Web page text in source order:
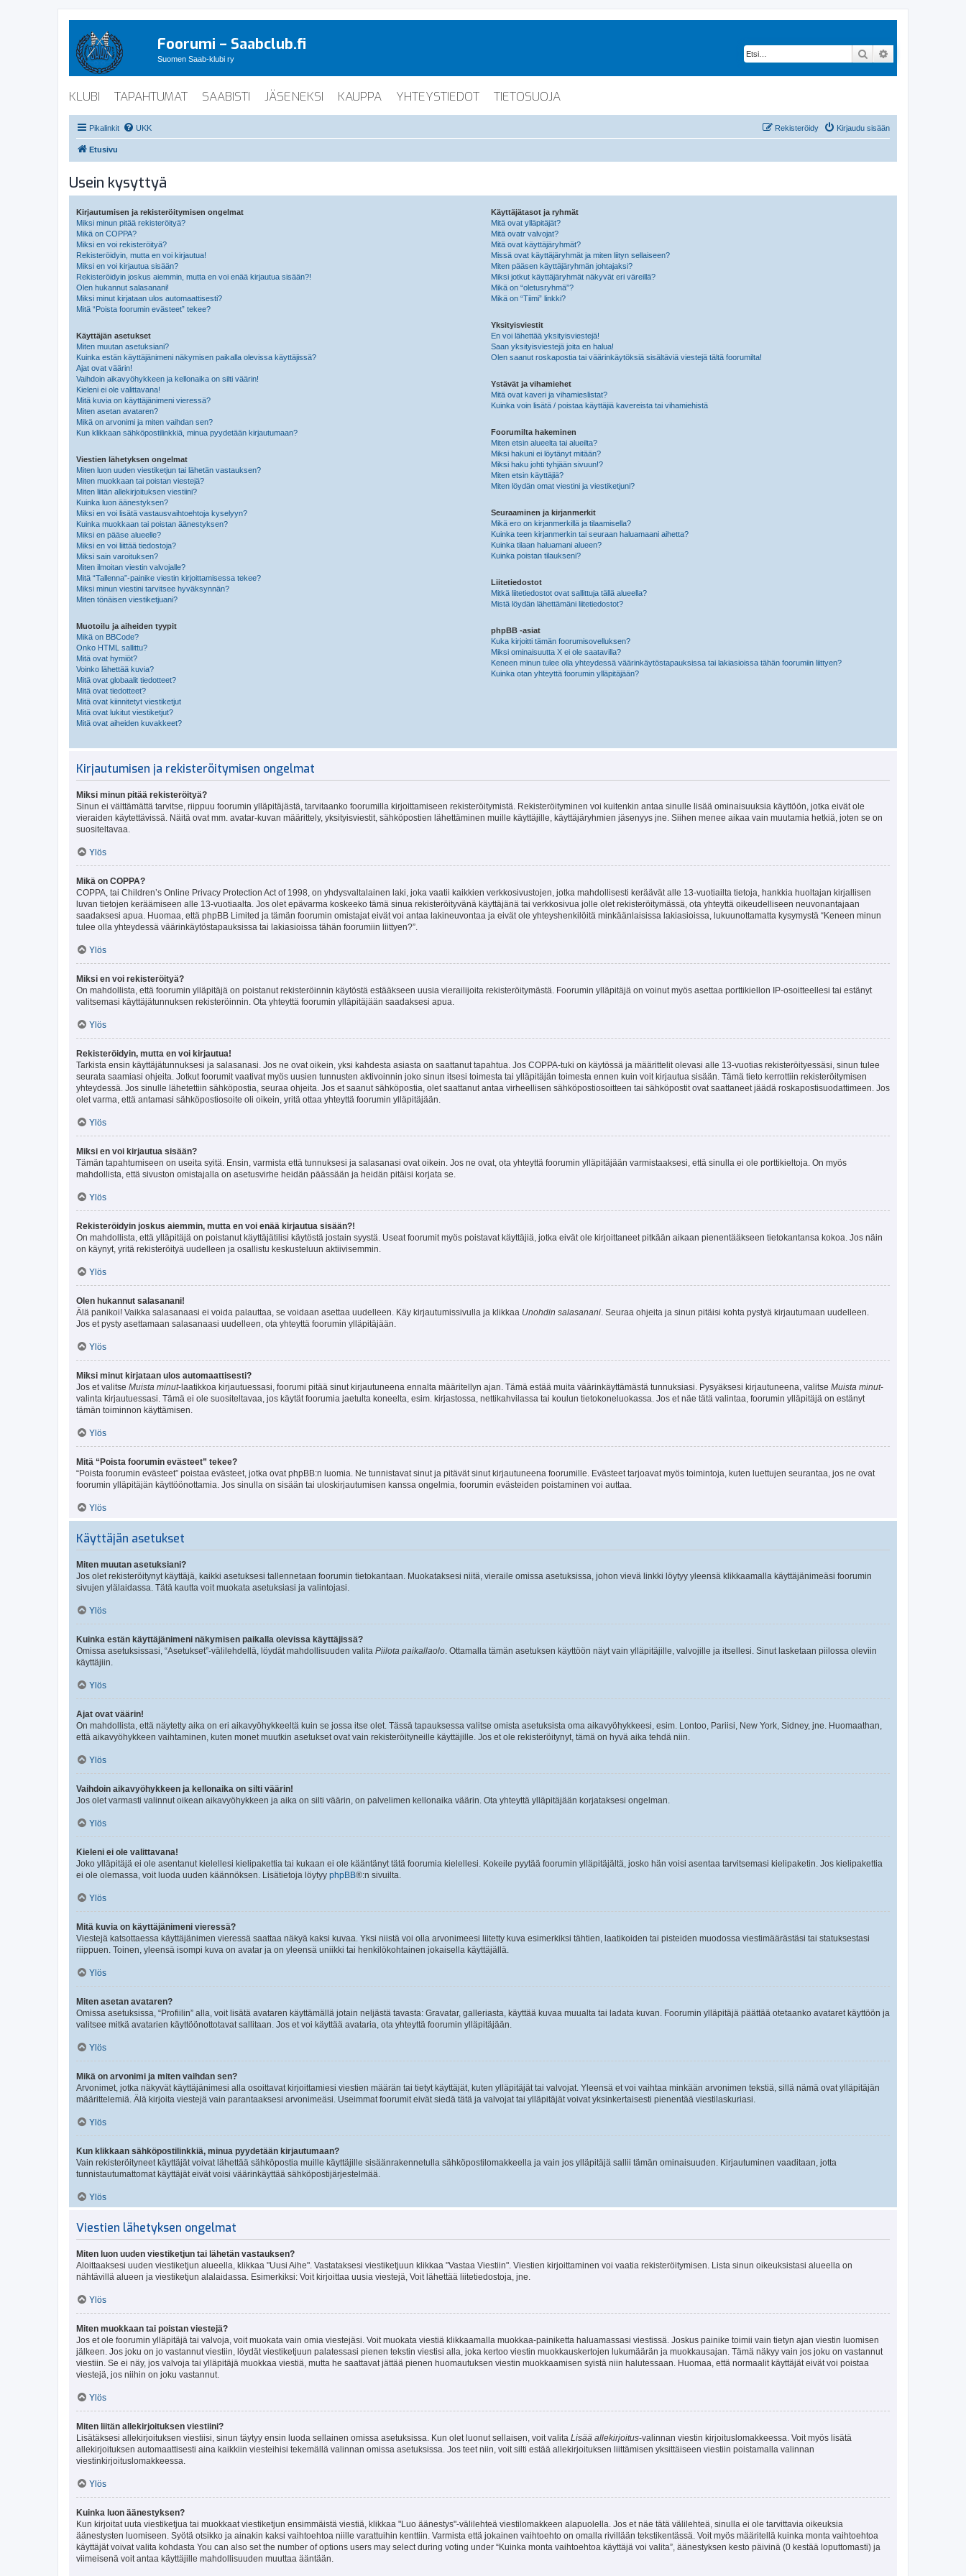
Foorumi – Saabclub.fi
Suomen Saab-klubi ry Etsi
KLUBI TAPAHTUMAT SAABISTI JÄSENEKSI KAUPPA YHTEYSTIEDOT TIETOSUOJA
Pikalinkit UKK Kirjaudu sisään
Rekisteröidy
Etusivu
Usein kysyttyä
Kirjautumisen ja rekisteröitymisen ongelmat
Miksi minun pitää rekisteröityä?
Mikä on COPPA?
Miksi en voi rekisteröityä?
Rekisteröidyin, mutta en voi kirjautua!
Miksi en voi kirjautua sisään?
Rekisteröidyin joskus aiemmin, mutta en voi enää kirjautua sisään?!
Olen hukannut salasanani!
Miksi minut kirjataan ulos automaattisesti?
Mitä “Poista foorumin evästeet” tekee?
Käyttäjän asetukset
Miten muutan asetuksiani?
Kuinka estän käyttäjänimeni näkymisen paikalla olevissa käyttäjissä?
Ajat ovat väärin!
Vaihdoin aikavyöhykkeen ja kellonaika on silti väärin!
Kieleni ei ole valittavana!
Mitä kuvia on käyttäjänimeni vieressä?
Miten asetan avataren?
Mikä on arvonimi ja miten vaihdan sen?
Kun klikkaan sähköpostilinkkiä, minua pyydetään kirjautumaan?
Viestien lähetyksen ongelmat
Miten luon uuden viestiketjun tai lähetän vastauksen?
Miten muokkaan tai poistan viestejä?
Miten liitän allekirjoituksen viestiini?
Kuinka luon äänestyksen?
Miksi en voi lisätä vastausvaihtoehtoja kyselyyn?
Kuinka muokkaan tai poistan äänestyksen?
Miksi en pääse alueelle?
Miksi en voi liittää tiedostoja?
Miksi sain varoituksen?
Miten ilmoitan viestin valvojalle?
Mitä “Tallenna”-painike viestin kirjoittamisessa tekee?
Miksi minun viestini tarvitsee hyväksynnän?
Miten tönäisen viestiketjuani?
Muotoilu ja aiheiden tyypit
Mikä on BBCode?
Onko HTML sallittu?
Mitä ovat hymiöt?
Voinko lähettää kuvia?
Mitä ovat globaalit tiedotteet?
Mitä ovat tiedotteet?
Mitä ovat kiinnitetyt viestiketjut
Mitä ovat lukitut viestiketjut?
Mitä ovat aiheiden kuvakkeet?
Käyttäjätasot ja ryhmät
Mitä ovat ylläpitäjät?
Mitä ovatr valvojat?
Mitä ovat käyttäjäryhmät?
Missä ovat käyttäjäryhmät ja miten liityn sellaiseen?
Miten pääsen käyttäjäryhmän johtajaksi?
Miksi jotkut käyttäjäryhmät näkyvät eri väreillä?
Mikä on “oletusryhmä”?
Mikä on “Tiimi” linkki?
Yksityisviestit
En voi lähettää yksityisviestejä!
Saan yksityisviestejä joita en halua!
Olen saanut roskapostia tai väärinkäytöksiä sisältäviä viestejä tältä foorumilta!
Ystävät ja vihamiehet
Mitä ovat kaveri ja vihamieslistat?
Kuinka voin lisätä / poistaa käyttäjiä kavereista tai vihamiehistä
Foorumilta hakeminen
Miten etsin alueelta tai alueilta?
Miksi hakuni ei löytänyt mitään?
Miksi haku johti tyhjään sivuun!?
Miten etsin käyttäjiä?
Miten löydän omat viestini ja viestiketjuni?
Seuraaminen ja kirjanmerkit
Mikä ero on kirjanmerkillä ja tilaamisella?
Kuinka teen kirjanmerkin tai seuraan haluamaani aihetta?
Kuinka tilaan haluamani alueen?
Kuinka poistan tilaukseni?
Liitetiedostot
Mitkä liitetiedostot ovat sallittuja tällä alueella?
Mistä löydän lähettämäni liitetiedostot?
phpBB -asiat
Kuka kirjoitti tämän foorumisovelluksen?
Miksi ominaisuutta X ei ole saatavilla?
Keneen minun tulee olla yhteydessä väärinkäytöstapauksissa tai lakiasioissa tähän foorumiin liittyen?
Kuinka otan yhteyttä foorumin ylläpitäjään?
Kirjautumisen ja rekisteröitymisen ongelmat
Miksi minun pitää rekisteröityä?
Sinun ei välttämättä tarvitse, riippuu foorumin ylläpitäjästä, tarvitaanko foorumilla kirjoittamiseen rekisteröitymistä. Rekisteröityminen voi kuitenkin antaa sinulle lisää ominaisuuksia käyttöön, jotka eivät ole
vieraiden käytettävissä. Näitä ovat mm. avatar-kuvan määrittely, yksityisviestit, sähköpostien lähettäminen muille käyttäjille, käyttäjäryhmien jäsenyys jne. Siihen menee aikaa vain muutamia hetkiä, joten se on
suositeltavaa.
Ylös
Mikä on COPPA?
COPPA, tai Children’s Online Privacy Protection Act of 1998, on yhdysvaltalainen laki, joka vaatii kaikkien verkkosivustojen, jotka mahdollisesti keräävät alle 13-vuotiailta tietoja, hankkia huoltajan kirjallisen
luvan tietojen keräämiseen alle 13-vuotiaalta. Jos olet epävarma koskeeko tämä sinua rekisteröityvänä käyttäjänä tai verkkosivua jolle olet rekisteröitymässä, ota yhteyttä oikeudelliseen neuvonantajaan
saadaksesi apua. Huomaa, että phpBB Limited ja tämän foorumin omistajat eivät voi antaa lakineuvontaa ja eivät ole yhteyshenkilöitä minkäänlaisissa lakiasioissa, lukuunottamatta kysymystä “Keneen minun
tulee olla yhteydessä väärinkäytöstapauksissa tai lakiasioissa tähän foorumiin liittyen?”.
Ylös
Miksi en voi rekisteröityä?
On mahdollista, että foorumin ylläpitäjä on poistanut rekisteröinnin käytöstä estääkseen uusia vierailijoita rekisteröitymästä. Foorumin ylläpitäjä on voinut myös asettaa porttikiellon IP-osoitteellesi tai estänyt
valitsemasi käyttäjätunnuksen rekisteröinnin. Ota yhteyttä foorumin ylläpitäjään saadaksesi apua.
Ylös
Rekisteröidyin, mutta en voi kirjautua!
Tarkista ensin käyttäjätunnuksesi ja salasanasi. Jos ne ovat oikein, yksi kahdesta asiasta on saattanut tapahtua. Jos COPPA-tuki on käytössä ja määrittelit olevasi alle 13-vuotias rekisteröityessäsi, sinun tulee
seurata saamiasi ohjeita. Jotkut foorumit vaativat myös uusien tunnusten aktivoinnin joko sinun itsesi toimesta tai ylläpitäjän toimesta ennen kuin voit kirjautua sisään. Tämä tieto kerrottiin rekisteröitymisen
yhteydessä. Jos sinulle lähetettiin sähköpostia, seuraa ohjeita. Jos et saanut sähköpostia, olet saattanut antaa virheellisen sähköpostiosoitteen tai sähköpostit ovat saattaneet jäädä roskapostisuodattimeen. Jos
olet varma, että antamasi sähköpostiosoite oli oikein, yritä ottaa yhteyttä foorumin ylläpitäjään.
Ylös
Miksi en voi kirjautua sisään?
Tämän tapahtumiseen on useita syitä. Ensin, varmista että tunnuksesi ja salasanasi ovat oikein. Jos ne ovat, ota yhteyttä foorumin ylläpitäjään varmistaaksesi, että sinulla ei ole porttikieltoja. On myös
mahdollista, että sivuston omistajalla on asetusvirhe heidän päässään ja heidän pitäisi korjata se.
Ylös
Rekisteröidyin joskus aiemmin, mutta en voi enää kirjautua sisään?!
On mahdollista, että ylläpitäjä on poistanut käyttäjätilisi käytöstä jostain syystä. Useat foorumit myös poistavat käyttäjiä, jotka eivät ole kirjoittaneet pitkään aikaan pienentääkseen tietokantansa kokoa. Jos näin
on käynyt, yritä rekisteröityä uudelleen ja osallistu keskusteluun aktiivisemmin.
Ylös
Olen hukannut salasanani!
Älä panikoi! Vaikka salasanaasi ei voida palauttaa, se voidaan asettaa uudelleen. Käy kirjautumissivulla ja klikkaa Unohdin salasanani . Seuraa ohjeita ja sinun pitäisi kohta pystyä kirjautumaan uudelleen.
Jos et pysty asettamaan salasanaasi uudelleen, ota yhteyttä foorumin ylläpitäjään.
Ylös
Miksi minut kirjataan ulos automaattisesti?
Jos et valitse Muista minut-laatikkoa kirjautuessasi, foorumi pitää sinut kirjautuneena ennalta määritellyn ajan. Tämä estää muita väärinkäyttämästä tunnuksiasi. Pysyäksesi kirjautuneena, valitse Muista minut-
valinta kirjautuessasi. Tämä ei ole suositeltavaa, jos käytät foorumia jaetulta koneelta, esim. kirjastossa, nettikahvilassa tai koulun tietokoneluokassa. Jos et näe tätä valintaa, foorumin ylläpitäjä on estänyt
tämän toiminnon käyttämisen.
Ylös
Mitä “Poista foorumin evästeet” tekee?
“Poista foorumin evästeet” poistaa evästeet, jotka ovat phpBB:n luomia. Ne tunnistavat sinut ja pitävät sinut kirjautuneena foorumille. Evästeet tarjoavat myös toimintoja, kuten luettujen seurantaa, jos ne ovat
foorumin ylläpitäjän käyttöönottamia. Jos sinulla on sisään tai uloskirjautumisen kanssa ongelmia, foorumin evästeiden poistaminen voi auttaa.
Ylös
Käyttäjän asetukset
Miten muutan asetuksiani?
Jos olet rekisteröitynyt käyttäjä, kaikki asetuksesi tallennetaan foorumin tietokantaan. Muokataksesi niitä, vieraile omissa asetuksissa, johon vievä linkki löytyy yleensä klikkaamalla käyttäjänimeäsi foorumin
sivujen ylälaidassa. Tätä kautta voit muokata asetuksiasi ja valintojasi.
Ylös
Kuinka estän käyttäjänimeni näkymisen paikalla olevissa käyttäjissä?
Omissa asetuksissasi, “Asetukset”-välilehdellä, löydät mahdollisuuden valita Piilota paikallaolo . Ottamalla tämän asetuksen käyttöön näyt vain ylläpitäjille, valvojille ja itsellesi. Sinut lasketaan piilossa oleviin
käyttäjiin.
Ylös
Ajat ovat väärin!
On mahdollista, että näytetty aika on eri aikavyöhykkeeltä kuin se jossa itse olet. Tässä tapauksessa valitse omista asetuksista oma aikavyöhykkeesi, esim. Lontoo, Pariisi, New York, Sidney, jne. Huomaathan,
että aikavyöhykkeen vaihtaminen, kuten monet muutkin asetukset ovat vain rekisteröityneille käyttäjille. Jos et ole rekisteröitynyt, tämä on hyvä aika tehdä niin.
Ylös
Vaihdoin aikavyöhykkeen ja kellonaika on silti väärin!
Jos olet varmasti valinnut oikean aikavyöhykkeen ja aika on silti väärin, on palvelimen kellonaika väärin. Ota yhteyttä ylläpitäjään korjataksesi ongelman.
Ylös
Kieleni ei ole valittavana!
Joko ylläpitäjä ei ole asentanut kielellesi kielipakettia tai kukaan ei ole kääntänyt tätä foorumia kielellesi. Kokeile pyytää foorumin ylläpitäjältä, josko hän voisi asentaa tarvitsemasi kielipaketin. Jos kielipakettia
ei ole olemassa, voit luoda uuden käännöksen. Lisätietoja löytyy phpBB®:n sivuilta.
Ylös
Mitä kuvia on käyttäjänimeni vieressä?
Viestejä katsottaessa käyttäjänimen vieressä saattaa näkyä kaksi kuvaa. Yksi niistä voi olla arvonimeesi liitetty kuva esimerkiksi tähtien, laatikoiden tai pisteiden muodossa viestimäärästäsi tai statuksestasi
riippuen. Toinen, yleensä isompi kuva on avatar ja on yleensä uniikki tai henkilökohtainen jokaisella käyttäjällä.
Ylös
Miten asetan avataren?
Omissa asetuksissa, “Profiilin” alla, voit lisätä avataren käyttämällä jotain neljästä tavasta: Gravatar, galleriasta, käyttää kuvaa muualta tai ladata kuvan. Foorumin ylläpitäjä päättää otetaanko avataret käyttöön ja
valitsee mitkä avatarien käyttöönottotavat sallitaan. Jos et voi käyttää avataria, ota yhteyttä foorumin ylläpitäjään.
Ylös
Mikä on arvonimi ja miten vaihdan sen?
Arvonimet, jotka näkyvät käyttäjänimesi alla osoittavat kirjoittamiesi viestien määrän tai tietyt käyttäjät, kuten ylläpitäjät tai valvojat. Yleensä et voi vaihtaa minkään arvonimen tekstiä, sillä nämä ovat ylläpitäjän
määrittelemiä. Älä kirjoita viestejä vain parantaaksesi arvonimeäsi. Useimmat foorumit eivät siedä tätä ja valvojat tai ylläpitäjät voivat yksinkertaisesti pienentää viestilaskuriasi.
Ylös
Kun klikkaan sähköpostilinkkiä, minua pyydetään kirjautumaan?
Vain rekisteröityneet käyttäjät voivat lähettää sähköpostia muille käyttäjille sisäänrakennetulla sähköpostilomakkeella ja vain jos ylläpitäjä sallii tämän ominaisuuden. Kirjautuminen vaaditaan, jotta
tunnistautumattomat käyttäjät eivät voisi väärinkäyttää sähköpostijärjestelmää.
Ylös
Viestien lähetyksen ongelmat
Miten luon uuden viestiketjun tai lähetän vastauksen?
Aloittaaksesi uuden viestiketjun alueella, klikkaa "Uusi Aihe". Vastataksesi viestiketjuun klikkaa "Vastaa Viestiin". Viestien kirjoittaminen voi vaatia rekisteröitymisen. Lista sinun oikeuksistasi alueella on
nähtävillä alueen ja viestiketjun alalaidassa. Esimerkiksi: Voit kirjoittaa uusia viestejä, Voit lähettää liitetiedostoja, jne.
Ylös
Miten muokkaan tai poistan viestejä?
Jos et ole foorumin ylläpitäjä tai valvoja, voit muokata vain omia viestejäsi. Voit muokata viestiä klikkaamalla muokkaa-painiketta haluamassasi viestissä. Joskus painike toimii vain tietyn ajan viestin luomisen
jälkeen. Jos joku on jo vastannut viestiin, löydät viestiketjuun palatessasi pienen tekstin viestisi alla, joka kertoo viestin muokkauskertojen lukumäärän ja muokkausajan. Tämä näkyy vain jos joku on vastannut
viestiin. Se ei näy, jos valvoja tai ylläpitäjä muokkaa viestiä, mutta he saattavat jättää pienen huomautuksen viestin muokkaamisen syistä niin halutessaan. Huomaa, että normaalit käyttäjät eivät voi poistaa
viestejä, jos niihin on joku vastannut.
Ylös
Miten liitän allekirjoituksen viestiini?
Lisätäksesi allekirjoituksen viestiisi, sinun täytyy ensin luoda sellainen omissa asetuksissa. Kun olet luonut sellaisen, voit valita Lisää allekirjoitus-valinnan viestin kirjoituslomakkeessa. Voit myös lisätä
allekirjoituksen automaattisesti aina kaikkiin viesteihisi tekemällä valinnan omissa asetuksissa. Jos teet niin, voit silti estää allekirjoituksen liittämisen yksittäiseen viestiin poistamalla valinnan
viestinkirjoituslomakkeessa.
Ylös
Kuinka luon äänestyksen?
Kun kirjoitat uuta viestiketjua tai muokkaat viestiketjun ensimmäistä viestiä, klikkaa "Luo äänestys"-välilehteä viestilomakkeen alapuolella. Jos et näe tätä välilehteä, sinulla ei ole tarvittavia oikeuksia
äänestysten luomiseen. Syötä otsikko ja ainakin kaksi vaihtoehtoa niille varattuihin kenttiin. Varmista että jokainen vaihtoehto on omalla rivillään tekstikentässä. Voit myös määritellä kuinka monta vaihtoehtoa
käyttäjät voivat valita kohdasta You can also set the number of options users may select during voting under “Kuinka monta vaihtoehtoa käyttäjä voi valita”, äänestyksen kesto päivinä (0 kestää loputtomasti) ja
viimeisenä voit antaa käyttäjille mahdollisuuden muuttaa ääntään.